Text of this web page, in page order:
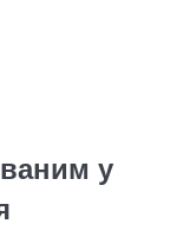
починає
у